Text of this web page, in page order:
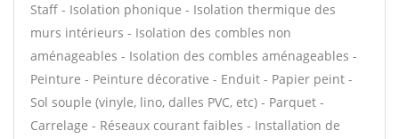
Staff - Isolation phonique - Isolation thermique des
murs intérieurs - Isolation des combles non
aménageables - Isolation des combles aménageables -
Peinture - Peinture décorative - Enduit - Papier peint -
Sol souple (vinyle, lino, dalles PVC, etc) - Parquet -
Carrelage - Réseaux courant faibles - Installation de